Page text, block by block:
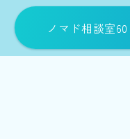
ノマド相談室